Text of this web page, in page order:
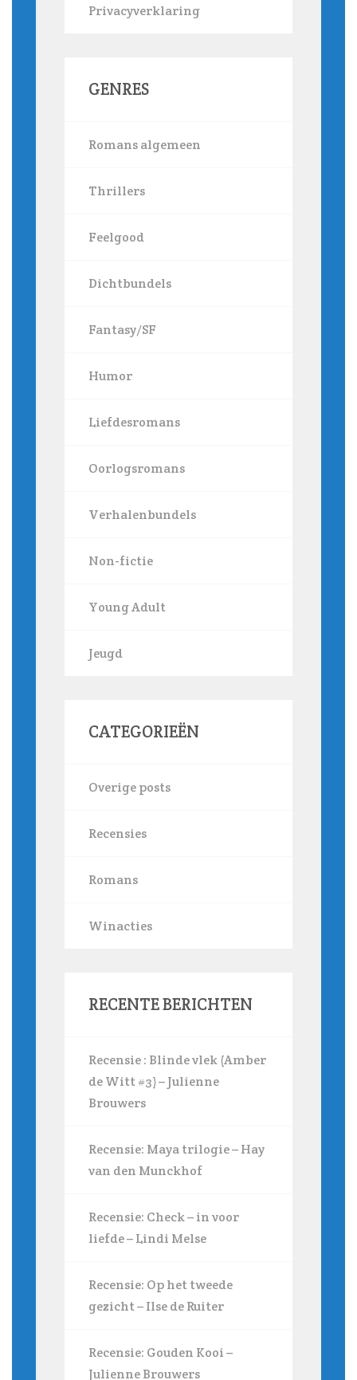
Privacyverklaring
GENRES
Romans algemeen
Thrillers
Feelgood
Dichtbundels
Fantasy/SF
Humor
Liefdesromans
Oorlogsromans
Verhalenbundels
Non-fictie
Young Adult
Jeugd
CATEGORIEËN
Overige posts
Recensies
Romans
Winacties
RECENTE BERICHTEN
Recensie : Blinde vlek (Amber
de Witt #3) – Julienne
Brouwers
Recensie: Maya trilogie – Hay
van den Munckhof
Recensie: Check – in voor
liefde – Lindi Melse
Recensie: Op het tweede
gezicht – Ilse de Ruiter
Recensie: Gouden Kooi –
Julienne Brouwers